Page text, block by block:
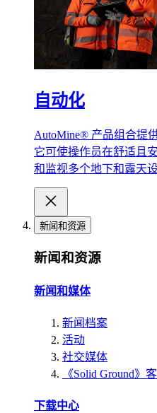
自动化
AutoMine® 产品组合提
它可使操作员在舒适且
和监视多个地下和露天
新闻和资源
新闻和资源
新闻和媒体
新闻档案
活动
社交媒体
《Solid Ground》
下载中心